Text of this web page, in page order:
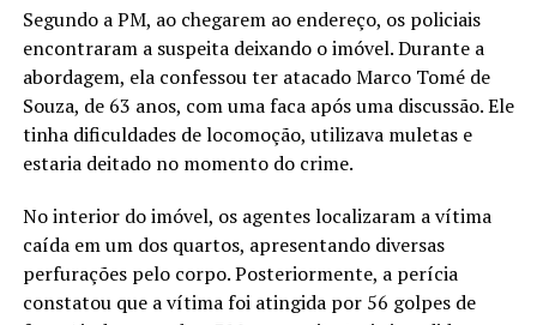
Segundo a PM, ao chegarem ao endereço, os policiais
encontraram a suspeita deixando o imóvel. Durante a
abordagem, ela confessou ter atacado Marco Tomé de
Souza, de 63 anos, com uma faca após uma discussão. Ele
tinha dificuldades de locomoção, utilizava muletas e
estaria deitado no momento do crime.
No interior do imóvel, os agentes localizaram a vítima
caída em um dos quartos, apresentando diversas
perfurações pelo corpo. Posteriormente, a perícia
constatou que a vítima foi atingida por 56 golpes de